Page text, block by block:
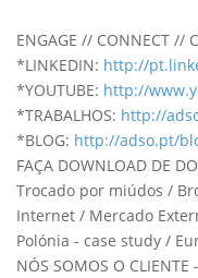
ENGAGE // CONNECT //
*LINKEDIN: http://
*YOUTUBE: http://
*TRABALHOS: http://
*BLOG: http://adso.pt/
FAÇA DOWNLOAD DE
Trocado por miúdos /
Internet / Mercado
Polónia - case study /
NÓS SOMOS O